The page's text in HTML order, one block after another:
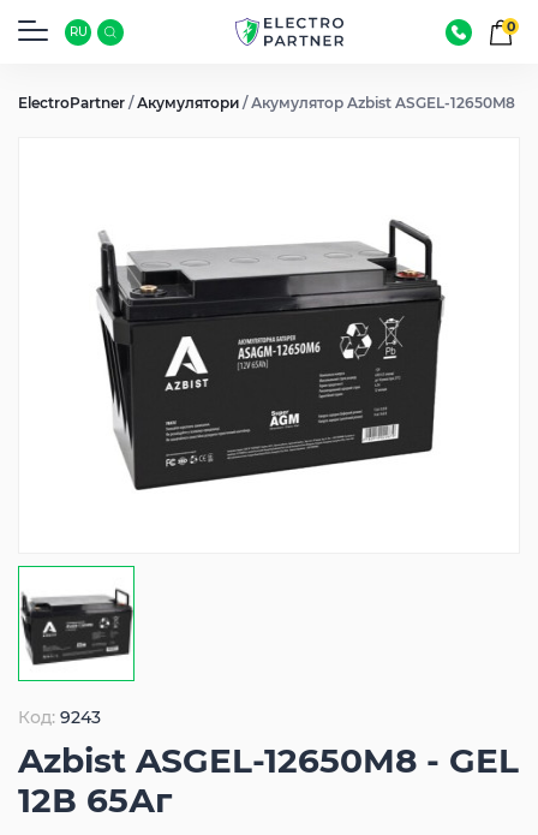
RU 0
ElectroPartner /Акумулятори /Акумулятор Azbist ASGEL-12650M8
Код: 9243
Azbist ASGEL-12650M8 - GEL
12В 65Аг